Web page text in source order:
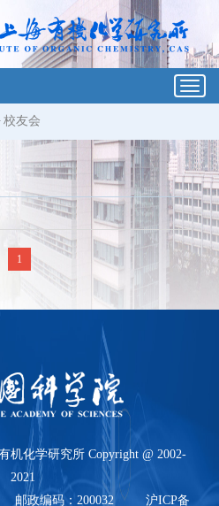
校友会
1
机化学研究所 Copyright @ 2002-
2021
邮政编码：200032 沪ICP备